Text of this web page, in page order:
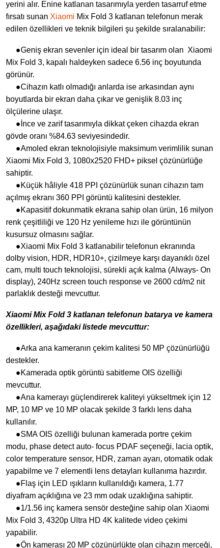
yerini alır. Enine katlanan tasarımıyla yerden tasarruf etme
fırsatı sunan Xiaomi Mix Fold 3 katlanan telefonun merak
edilen özellikleri ve teknik bilgileri şu şekilde sıralanabilir:
●Geniş ekran sevenler için ideal bir tasarım olan Xiaomi
Mix Fold 3, kapalı haldeyken sadece 6.56 inç boyutunda
görünür.
●Cihazın katlı olmadığı anlarda ise arkasından aynı
boyutlarda bir ekran daha çıkar ve genişlik 8.03 inç
ölçülerine ulaşır.
●İnce ve zarif tasarımıyla dikkat çeken cihazda ekran
gövde oranı %84.63 seviyesindedir.
●Amoled ekran teknolojisiyle maksimum verimlilik sunan
Xiaomi Mix Fold 3, 1080x2520 FHD+ piksel çözünürlüğe
sahiptir.
●Küçük hâliyle 418 PPI çözünürlük sunan cihazın tam
açılmış ekranı 360 PPI görüntü kalitesini destekler.
●Kapasitif dokunmatik ekrana sahip olan ürün, 16 milyon
renk çeşitliliği ve 120 Hz yenileme hızı ile görüntünün
kusursuz olmasını sağlar.
●Xiaomi Mix Fold 3 katlanabilir telefonun ekranında
dolby vision, HDR, HDR10+, çizilmeye karşı dayanıklı özel
cam, multi touch teknolojisi, sürekli açık kalma (Always- On
display), 240Hz screen touch response ve 2600 cd/m2 nit
parlaklık desteği mevcuttur.
Xiaomi Mix Fold 3 katlanan telefonun batarya ve kamera
özellikleri, aşağıdaki listede mevcuttur:
●Arka ana kameranın çekim kalitesi 50 MP çözünürlüğü
destekler.
●Kamerada optik görüntü sabitleme OIS özelliği
mevcuttur.
●Ana kamerayı güçlendirerek kaliteyi yükseltmek için 12
MP, 10 MP ve 10 MP olacak şekilde 3 farklı lens daha
kullanılır.
●SMA OIS özelliği bulunan kamerada portre çekim
modu, phase detect auto- focus PDAF seçeneği, lacia optik,
color temperature sensor, HDR, zaman ayarı, otomatik odak
yapabilme ve 7 elementli lens detayları kullanıma hazırdır.
●Flaş için LED ışıkların kullanıldığı kamera, 1.77
diyafram açıklığına ve 23 mm odak uzaklığına sahiptir.
●1/1.56 inç kamera sensör desteğine sahip olan Xiaomi
Mix Fold 3, 4320p Ultra HD 4K kalitede video çekimi
yapabilir.
●Ön kamerası 20 MP çözünürlükte olan cihazın merceği,